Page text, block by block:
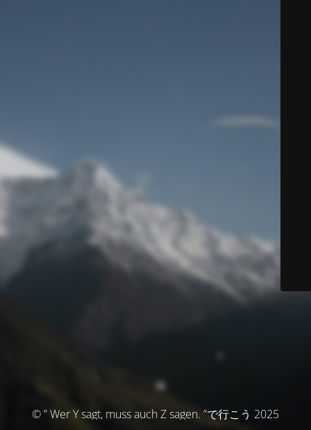
© ” Wer Y sagt, muss auch Z sagen. ”で行こう 2025